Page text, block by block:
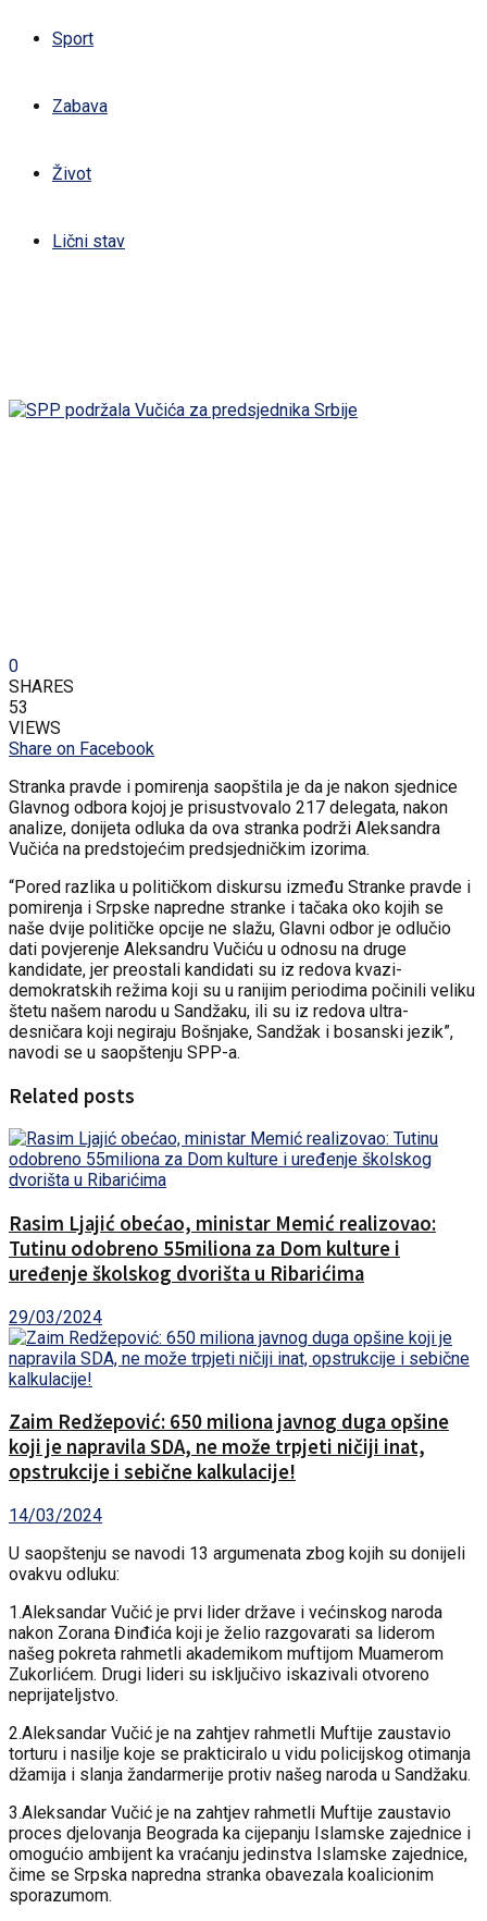
Sport
Zabava
Život
Lični stav
0
SHARES
53
VIEWS
Share on Facebook
Stranka pravde i pomirenja saopštila je da je nakon sjednice
Glavnog odbora kojoj je prisustvovalo 217 delegata, nakon
analize, donijeta odluka da ova stranka podrži Aleksandra
Vučića na predstojećim predsjedničkim izorima.
“Pored razlika u političkom diskursu između Stranke pravde i
pomirenja i Srpske napredne stranke i tačaka oko kojih se
naše dvije političke opcije ne slažu, Glavni odbor je odlučio
dati povjerenje Aleksandru Vučiću u odnosu na druge
kandidate, jer preostali kandidati su iz redova kvazi-
demokratskih režima koji su u ranijim periodima počinili veliku
štetu našem narodu u Sandžaku, ili su iz redova ultra-
desničara koji negiraju Bošnjake, Sandžak i bosanski jezik”,
navodi se u saopštenju SPP-a.
Related posts
Rasim Ljajić obećao, ministar Memić realizovao:
Tutinu odobreno 55miliona za Dom kulture i
uređenje školskog dvorišta u Ribarićima
29/03/2024
Zaim Redžepović: 650 miliona javnog duga opšine
koji je napravila SDA, ne može trpjeti ničiji inat,
opstrukcije i sebične kalkulacije!
14/03/2024
U saopštenju se navodi 13 argumenata zbog kojih su donijeli
ovakvu odluku:
1.Aleksandar Vučić je prvi lider države i većinskog naroda
nakon Zorana Đinđića koji je želio razgovarati sa liderom
našeg pokreta rahmetli akademikom muftijom Muamerom
Zukorlićem. Drugi lideri su isključivo iskazivali otvoreno
neprijateljstvo.
2.Aleksandar Vučić je na zahtjev rahmetli Muftije zaustavio
torturu i nasilje koje se prakticiralo u vidu policijskog otimanja
džamija i slanja žandarmerije protiv našeg naroda u Sandžaku.
3.Aleksandar Vučić je na zahtjev rahmetli Muftije zaustavio
proces djelovanja Beograda ka cijepanju Islamske zajednice i
omogućio ambijent ka vraćanju jedinstva Islamske zajednice,
čime se Srpska napredna stranka obavezala koalicionim
sporazumom.